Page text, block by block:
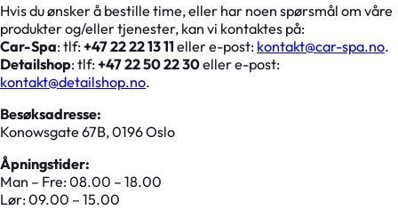
Hvis du ønsker å bestille time, eller har noen spørsmål om våre
produkter og/eller tjenester, kan vi kontaktes på:
Car-Spa: tlf:+47 22 22 13 11 eller e-post: kontakt@car-spa.no.
Detailshop: tlf:+47 22 50 22 30eller e-post:
kontakt@detailshop.no.
Besøksadresse:
Konowsgate 67B, 0196 Oslo
Åpningstider:
Man – Fre: 08.00 – 18.00
Lør: 09.00 – 15.00